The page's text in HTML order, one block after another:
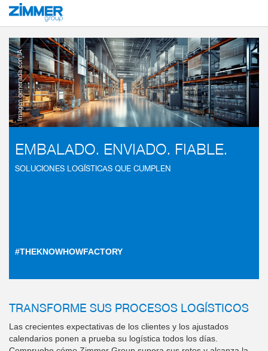
Inicio Industrias
Imagen generada con IA
EMBALADO. ENVIADO. FIABLE.
SOLUCIONES LOGÍSTICAS QUE CUMPLEN
#THEKNOWHOWFACTORY
TRANSFORME SUS PROCESOS LOGÍSTICOS
Las crecientes expectativas de los clientes y los ajustados
calendarios ponen a prueba su logística todos los días.